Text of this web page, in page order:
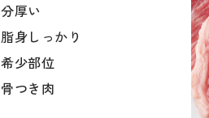
分厚い
脂身しっかり
希少部位
骨つき肉